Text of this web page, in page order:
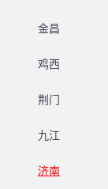
金昌
鸡西
荆门
九江
济南